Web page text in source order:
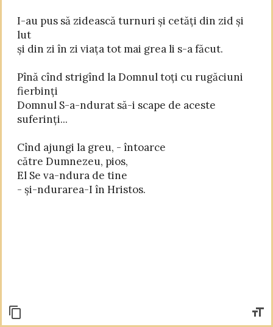
I-au pus să zidească turnuri și cetăți din zid și
lut
și din zi în zi viața tot mai grea li s-a făcut.
Pînă cînd strigînd la Domnul toți cu rugăciuni
fierbinți
Domnul S-a-ndurat să-i scape de aceste
suferinți...
Cînd ajungi la greu, - întoarce
către Dumnezeu, pios,
El Se va-ndura de tine
- și-ndurarea-I în Hristos.